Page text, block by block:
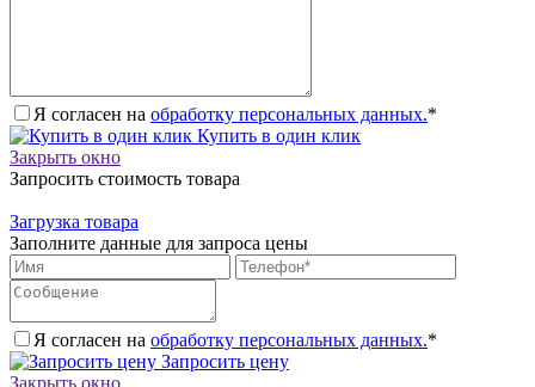
Я согласен на обработку персональных данных.*
Купить в один клик
Закрыть окно
Запросить стоимость товара
Загрузка товара
Заполните данные для запроса цены
Я согласен на обработку персональных данных.*
Запросить цену
Закрыть окно